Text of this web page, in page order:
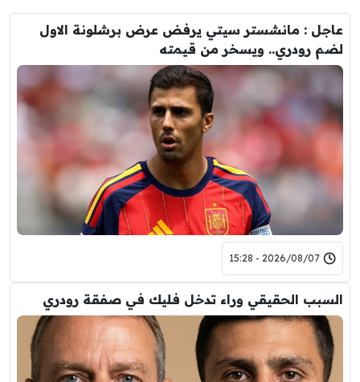
عاجل : مانشستر سيتي يرفض عرض برشلونة الاول
لضم رودري.. ويسخر من قيمته
2026/08/07 - 15:28
السبب الحقيقي وراء تدخل فليك في صفقة رودري